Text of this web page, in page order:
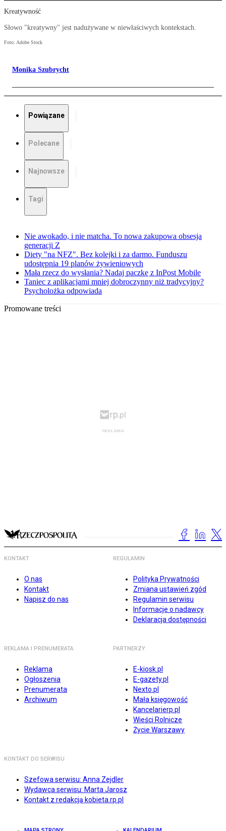
Kreatywność
Słowo "kreatywny" jest nadużywane w niewłaściwych kontekstach.
Foto: Adobe Stock
Monika Szubrycht
Powiązane
Polecane
Najnowsze
Tagi
Nie awokado, i nie matcha. To nowa zakupowa obsesja
generacji Z
Diety "na NFZ". Bez kolejki i za darmo. Funduszu
udostępnia 19 planów żywieniowych
Mała rzecz do wysłania? Nadaj paczkę z InPost Mobile
Taniec z aplikacjami mniej dobroczynny niż tradycyjny?
Psycholożka odpowiada
Promowane treści
KONTAKT
O nas
Kontakt
Napisz do nas
REGULAMIN
Polityka Prywatności
Zmiana ustawień zgód
Regulamin serwisu
Informacje o nadawcy
Deklaracja dostępności
REKLAMA I PRENUMERATA
Reklama
Ogłoszenia
Prenumerata
Archiwum
PARTNERZY
E-kiosk.pl
E-gazety.pl
Nexto.pl
Mała księgowość
Kancelarierp.pl
Wieści Rolnicze
Życie Warszawy
KONTAKT DO SERWISU
Szefowa serwisu: Anna Zejdler
Wydawca serwisu: Marta Jarosz
Kontakt z redakcją kobieta.rp.pl